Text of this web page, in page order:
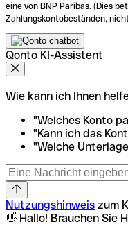
eine von BNP Paribas. (Dies
Zahlungskontobeständen,
Qonto KI-Assistent
Wie kann ich Ihnen
"Welches Konto
"Kann ich das
"Welche
Nutzungshinweis zum
👋 Hallo! Brauchen Sie